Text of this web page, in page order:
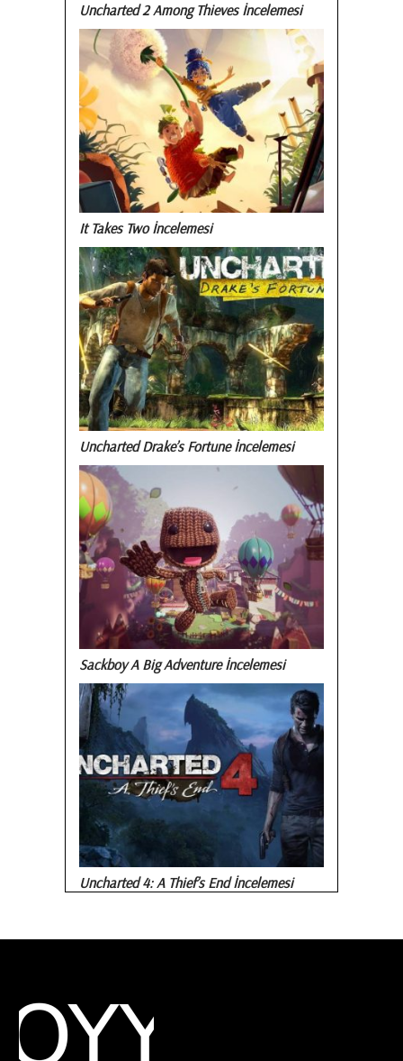
Uncharted 2 Among Thieves İncelemesi
It Takes Two İncelemesi
Uncharted Drake’s Fortune İncelemesi
Sackboy A Big Adventure İncelemesi
Uncharted 4: A Thief’s End İncelemesi